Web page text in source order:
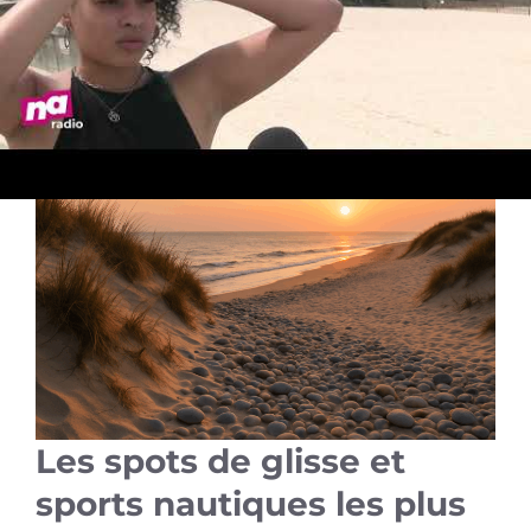
éducateurs de la région, ce qui en fait un lieu parfait
pour sensibiliser petits et grands à la protection de
l’environnement.
Les spots de glisse et
sports nautiques les plus